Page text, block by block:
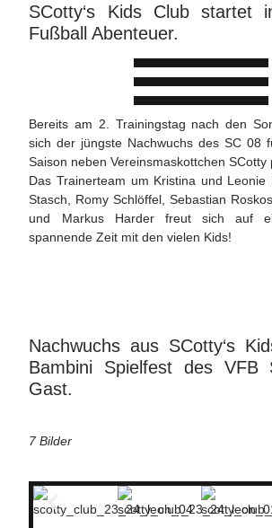
SCotty‘s Kids Club startet
Fußball Abenteuer.
Bereits am 2. Trainingstag nach den
sich der jüngste Nachwuchs des SC 08
Saison neben Vereinsmaskottchen SCotty
Das Trainerteam um Kristina und Leonie
Stasch, Romy Schlöffel, Sebastian
und Markus Harder freut sich auf
spannende Zeit mit den vielen Kids!
Nachwuchs aus SCotty‘s
Bambini Spielfest des VFB
Gast.
7 Bilder